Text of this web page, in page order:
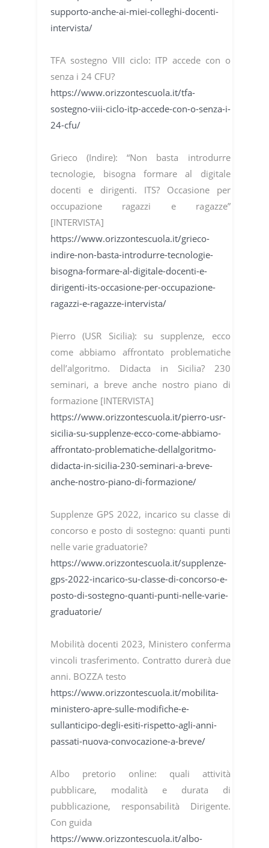
supporto-anche-ai-miei-colleghi-docenti-
intervista/
TFA sostegno VIII ciclo: ITP accede con o
senza i 24 CFU?
https://www.orizzontescuola.it/tfa-
sostegno-viii-ciclo-itp-accede-con-o-senza-i-
24-cfu/
Grieco (Indire): “Non basta introdurre
tecnologie, bisogna formare al digitale
docenti e dirigenti. ITS? Occasione per
occupazione ragazzi e ragazze”
[INTERVISTA]
https://www.orizzontescuola.it/grieco-
indire-non-basta-introdurre-tecnologie-
bisogna-formare-al-digitale-docenti-e-
dirigenti-its-occasione-per-occupazione-
ragazzi-e-ragazze-intervista/
Pierro (USR Sicilia): su supplenze, ecco
come abbiamo affrontato problematiche
dell’algoritmo. Didacta in Sicilia? 230
seminari, a breve anche nostro piano di
formazione [INTERVISTA]
https://www.orizzontescuola.it/pierro-usr-
sicilia-su-supplenze-ecco-come-abbiamo-
affrontato-problematiche-dellalgoritmo-
didacta-in-sicilia-230-seminari-a-breve-
anche-nostro-piano-di-formazione/
Supplenze GPS 2022, incarico su classe di
concorso e posto di sostegno: quanti punti
nelle varie graduatorie?
https://www.orizzontescuola.it/supplenze-
gps-2022-incarico-su-classe-di-concorso-e-
posto-di-sostegno-quanti-punti-nelle-varie-
graduatorie/
Mobilità docenti 2023, Ministero conferma
vincoli trasferimento. Contratto durerà due
anni. BOZZA testo
https://www.orizzontescuola.it/mobilita-
ministero-apre-sulle-modifiche-e-
sullanticipo-degli-esiti-rispetto-agli-anni-
passati-nuova-convocazione-a-breve/
Albo pretorio online: quali attività
pubblicare, modalità e durata di
pubblicazione, responsabilità Dirigente.
Con guida
https://www.orizzontescuola.it/albo-